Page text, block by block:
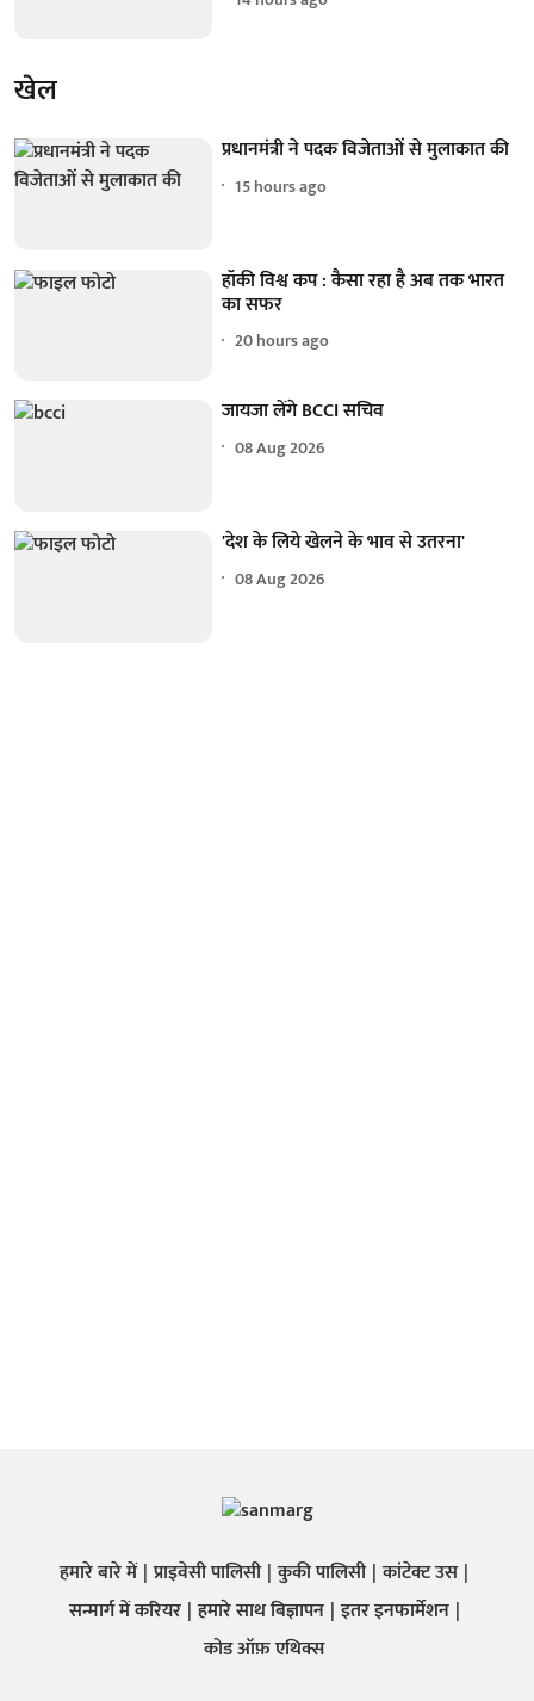
खेल
प्रधानमंत्री ने पदक विजेताओं से मुलाकात की
15 hours ago
हॉकी विश्व कप : कैसा रहा है अब तक भारत
का सफर
20 hours ago
जायजा लेंगे BCCI सचिव
08 Aug 2026
'देश के लिये खेलने के भाव से उतरना'
08 Aug 2026
हमारे बारे में प्राइवेसी पालिसी कुकी पालिसी कांटेक्ट उस
सन्मार्ग में करियर हमारे साथ बिज्ञापन इतर इनफार्मेशन
कोड ऑफ़ एथिक्स